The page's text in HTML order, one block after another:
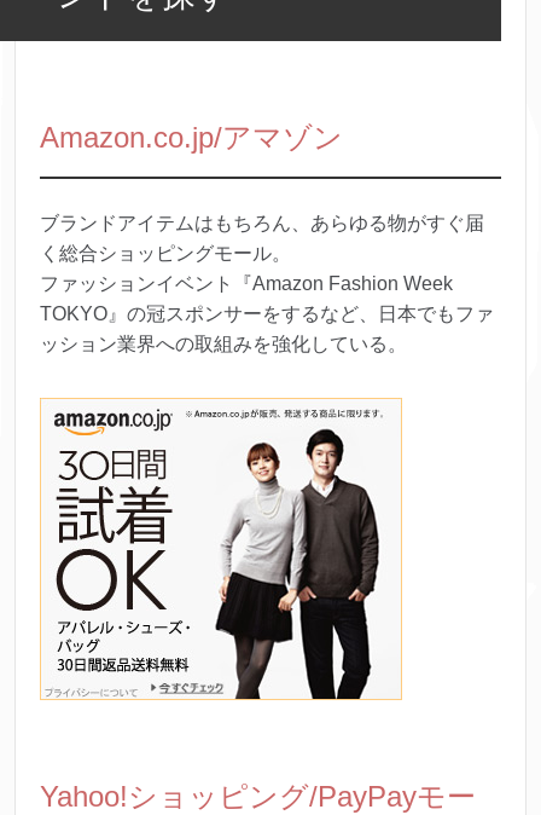
Amazon.co.jp/アマゾン
ブランドアイテムはもちろん、あらゆる物がすぐ届
く総合ショッピングモール。
ファッションイベント『Amazon Fashion Week
TOKYO』の冠スポンサーをするなど、日本でもファ
ッション業界への取組みを強化している。
Yahoo!ショッピング/PayPayモー